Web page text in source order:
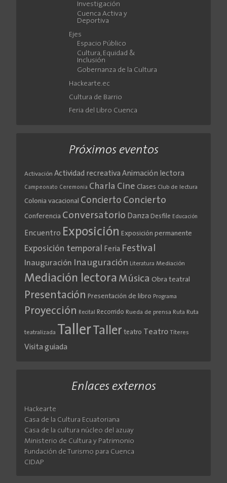
Investigación
Cuenca Activa y
Deportiva
Ejes
Espacio Público
Cultura, Equidad &
Inclusión
Gobernanza de la Cultura
Hackearte.ec
Cultura de Barrio
Feria del Libro Cuenca
Próximos eventos
Activación Actividad recreativa Animación lectora
Campeonato Ceremonia Charla Cine Clases Club de lectura
Colonia vacacional Concierto Concierto
Conferencia Conversatorio Danza Desfile Educación
Encuentro Exposición Exposición permanente
Exposición temporal Feria Festival
Inauguración Inauguración Literatura Mediación
Mediación lectora Música Obra teatral
Presentación Presentación de libro Programa
Proyección Recital Recorrido Rueda de prensa Ruta Ruta
teatralizada TallerTaller teatro Teatro Títeres
Visita guiada
Enlaces externos
Hackearte
Casa de la Cultura Ecuatoriana
Casa de la cultura núcleo del azuay
Ministerio de Cultura y Patrimonio
Fundación de Turismo para Cuenca
CIDAP